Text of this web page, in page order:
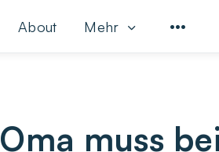
About Mehr
Oma muss